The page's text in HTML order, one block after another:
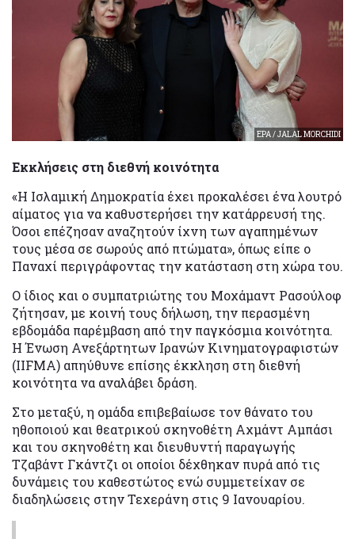
EPA / JALAL MORCHIDI
Εκκλήσεις στη διεθνή κοινότητα
«Η Ισλαμική Δημοκρατία έχει προκαλέσει ένα λουτρό
αίματος για να καθυστερήσει την κατάρρευσή της.
Όσοι επέζησαν αναζητούν ίχνη των αγαπημένων
τους μέσα σε σωρούς από πτώματα», όπως είπε ο
Παναχί περιγράφοντας την κατάσταση στη χώρα του.
Ο ίδιος και ο συμπατριώτης του Μοχάμαντ Ρασούλοφ
ζήτησαν, με κοινή τους δήλωση, την περασμένη
εβδομάδα παρέμβαση από την παγκόσμια κοινότητα.
Η Ένωση Ανεξάρτητων Ιρανών Κινηματογραφιστών
(IIFMA) απηύθυνε επίσης έκκληση στη διεθνή
κοινότητα να αναλάβει δράση.
Στο μεταξύ, η ομάδα επιβεβαίωσε τον θάνατο του
ηθοποιού και θεατρικού σκηνοθέτη Αχμάντ Αμπάσι
και του σκηνοθέτη και διευθυντή παραγωγής
Τζαβάντ Γκάντζι οι οποίοι δέχθηκαν πυρά από τις
δυνάμεις του καθεστώτος ενώ συμμετείχαν σε
διαδηλώσεις στην Τεχεράνη στις 9 Ιανουαρίου.